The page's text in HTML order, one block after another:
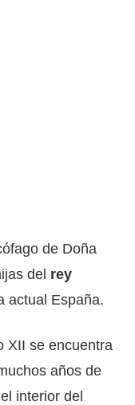
de Doña
del rey
actual España.
XII se encuentra
años de
interior del